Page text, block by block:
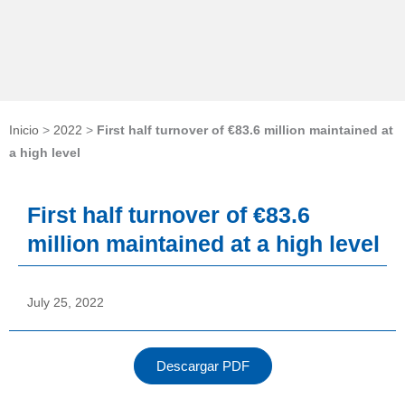
Inicio > 2022 > First half turnover of €83.6 million maintained at
a high level
First half turnover of €83.6
million maintained at a high level
July 25, 2022
Descargar PDF